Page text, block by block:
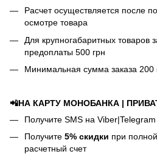
Расчет осуществляется после
осмотре товара
Для крупногабаритных товаров
предоплаты 500 грн
Минимальная сумма заказа 200
📲НА КАРТУ МОНОБАНКА |
Получите SMS на
Получите 5% скидки при
расчетный счет